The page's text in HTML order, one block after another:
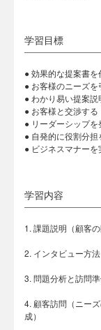
学習目標
● 効果的な提案書を
● お客様のニーズを
● わかり易い提案説
● お客様と交渉する
● リーダーシップを
● 自発的に役割分担
● ビジネスマナーを
学習内容
1. 課題説明（顧客の
2. インタビュー方
3. 問題分析と訪問
4. 顧客訪問（ニー
成）